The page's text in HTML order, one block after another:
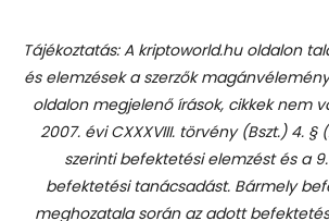
Tájékoztatás: A kriptoworld.hu oldalon
és elemzések a szerzők
oldalon megjelenő írások, cikkek nem
2007. évi CXXXVIII. törvény (Bszt.) 4. §
szerinti befektetési elemzést és a
befektetési tanácsadást. Bármely
meghozatala során az adott